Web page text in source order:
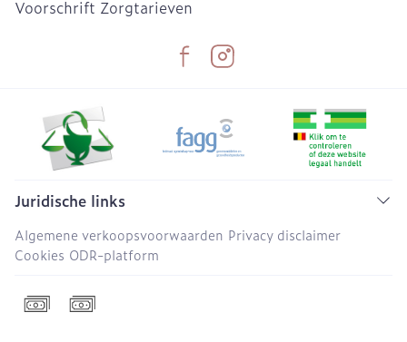
Voorschrift Zorgtarieven
Juridische links
Algemene verkoopsvoorwaarden Privacy disclaimer
Cookies ODR-platform